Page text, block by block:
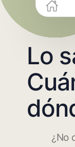
Lo
¿No